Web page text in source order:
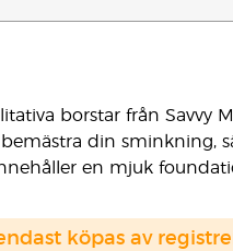
borstar från Savvy
din sminkning,
en mjuk
köpas av